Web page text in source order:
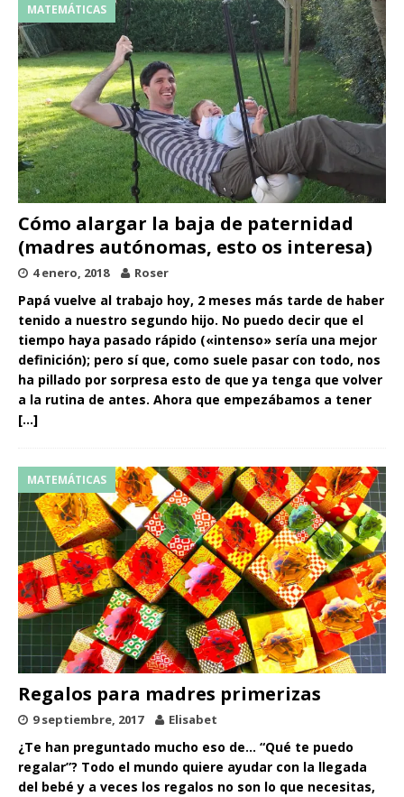
MATEMÁTICAS
Cómo alargar la baja de paternidad
(madres autónomas, esto os interesa)
4 enero, 2018 Roser
Papá vuelve al trabajo hoy, 2 meses más tarde de haber
tenido a nuestro segundo hijo. No puedo decir que el
tiempo haya pasado rápido («intenso» sería una mejor
definición); pero sí que, como suele pasar con todo, nos
ha pillado por sorpresa esto de que ya tenga que volver
a la rutina de antes. Ahora que empezábamos a tener
[…]
MATEMÁTICAS
Regalos para madres primerizas
9 septiembre, 2017 Elisabet
¿Te han preguntado mucho eso de… “Qué te puedo
regalar”? Todo el mundo quiere ayudar con la llegada
del bebé y a veces los regalos no son lo que necesitas,